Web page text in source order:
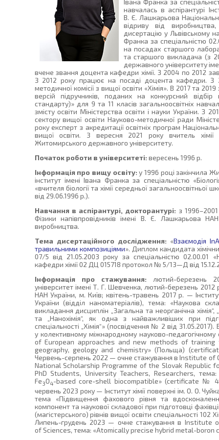
Івана Франка за
навчалась в аспірантурі
В. Є. Лашкарьова
відриву від
дисертацію у Львівському
Франка за спеціальністю
на посадах старшого
та старшого викладача (з
державного університету
вчене звання доцента кафедри хімії. З 2004 по 2012
З 2012 року працює на посаді доцента кафедри. З
методичної комісії з вищої освіти «Хімія». В 2017 та
версій підручників, поданих на конкурсний відбір
стандарту)» для 9 та 11 класів загальноосвітніх
змісту освіти Міністерства освіти і науки України. З
сектору вищої освіти Науково-методичної ради
року експерт з акредитації освітніх програм
вищої освіти. З вересня 2021 року вчитель
Житомирського державного університету.
Початок роботи в університеті: вересень 1996 р.
Інформація про вищу освіту: у 1996 році закінчила
інститут імені Івана Франка за спеціальністю
«вчителя біології та хімії середньої
від 29.06.1996 р.).
Навчання в аспірантурі, докторантурі: з
Фізики напівпровідників імені В. Є. Лашкарьова
виробництва.
Тема дисертаційного дослідження: «Взаємодія
травильними композиціями». Диплом кандидата
07/5 від 21.05.2003 року за спеціальністю 02.00.01
кафедри хімії 02 ДЦ 015718 протокол № 5/13—Д від
Інформація про стажування: лютий-березень
університет імені Т. Г. Шевченка, лютий-березень 2012
НАН України, м. Київ; квітень-травень 2017 р. —
України (відділ наноматеріалів), тема: «Наукова
викладання дисциплін „Загальна та неорганічна хімія“,
та „Нанохімія“, як одна з найважливіших при
спеціальності „Хімія“» (посвідчення № 2 від
у колективному міжнародному науково-
of European approaches and new methods of
geography, geology and chemistry» (Польща)
Червень-серпень 2022 — очне стажування в Institute of
National Scholarship Programme of the Slovak
PhD Students, University Teachers, Researchers,
Fe3O4-based core-shell biocompatible» (certificate №
червень 2023 року — Інститут хімії поверхні ім. О. О.
тема «Підвищення фахового рівня та
компонент та наукової складової при підготовці
(магістерського) рівнів вищої освіти спеціальності
Липень-грудень 2023 — очне стажування в Institute
of Sciences, тема: «Atomically precise hybrid metal-boron